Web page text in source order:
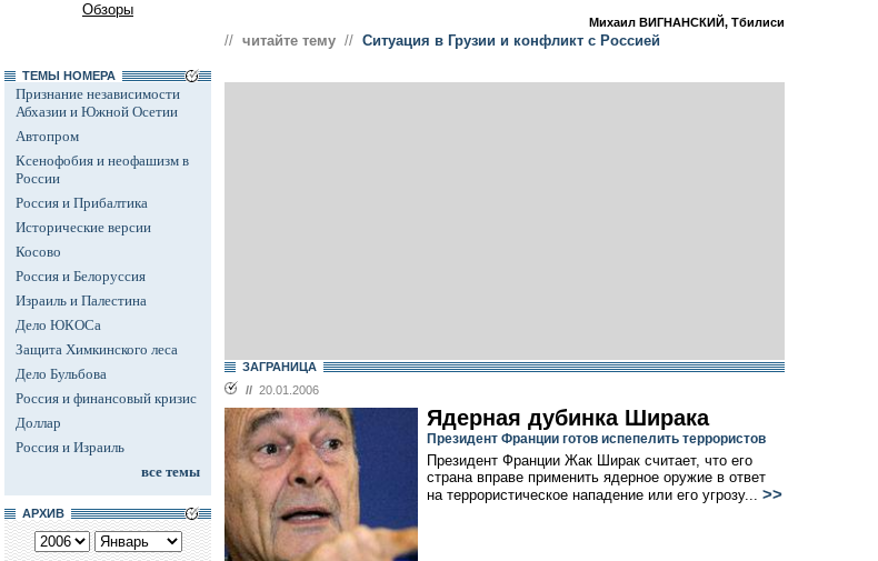
Обзоры
ТЕМЫ НОМЕРА
Признание независимости
Абхазии и Южной Осетии
Автопром
Ксенофобия и неофашизм в
России
Россия и Прибалтика
Исторические версии
Косово
Россия и Белоруссия
Израиль и Палестина
Дело ЮКОСа
Защита Химкинского леса
Дело Бульбова
Россия и финансовый кризис
Доллар
Россия и Израиль
все темы
АРХИВ
Михаил ВИГНАНСКИЙ, Тбилиси
// читайте тему // Ситуация в Грузии и конфликт с Россией
ЗАГРАНИЦА
// 20.01.2006
Ядерная дубинка Ширака
Президент Франции готов испепелить террористов
Президент Франции Жак Ширак считает, что его
страна вправе применить ядерное оружие в ответ
на террористическое нападение или его угрозу... >>